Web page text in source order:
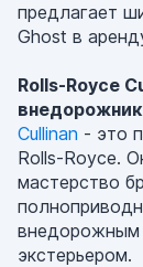
предлагает
Ghost в
Rolls-Royce
внедорожник
Cullinan - это
Rolls-Royce.
мастерство
внедорожным
экстерьером.